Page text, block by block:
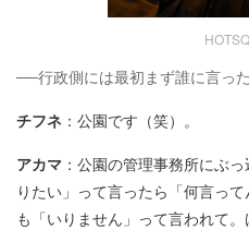
──行政側には最初まず誰に言っ
チフネ ：公園です（笑）。
アカマ ：公園の管理事務所にぶ
りたい」って言ったら「何言っ
も「いりません」って言われて